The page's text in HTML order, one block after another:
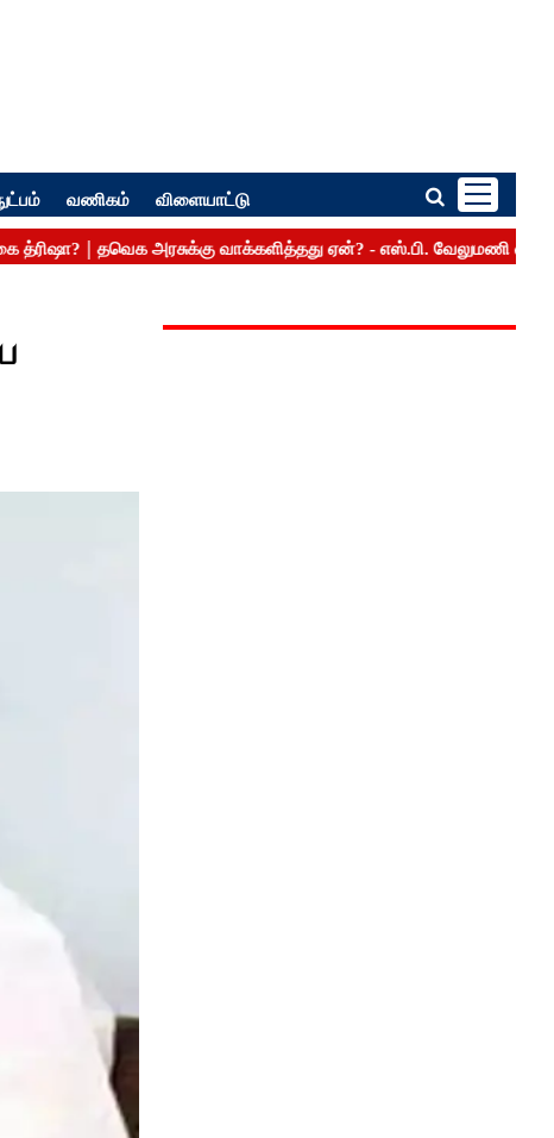
வணிகம் விளையாட்டு